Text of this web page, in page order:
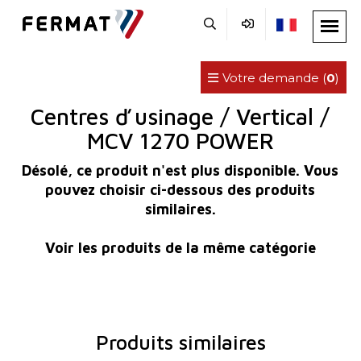
Votre demande (0)
Centres ď usinage / Vertical /
MCV 1270 POWER
Désolé, ce produit n'est plus disponible. Vous
pouvez choisir ci-dessous des produits
similaires.
Voir les produits de la même catégorie
Produits similaires